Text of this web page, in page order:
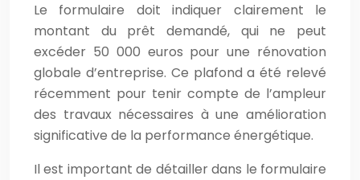
Le formulaire doit indiquer clairement le
montant du prêt demandé, qui ne peut
excéder 50 000 euros pour une rénovation
globale d’entreprise. Ce plafond a été relevé
récemment pour tenir compte de l’ampleur
des travaux nécessaires à une amélioration
significative de la performance énergétique.
Il est important de détailler dans le formulaire